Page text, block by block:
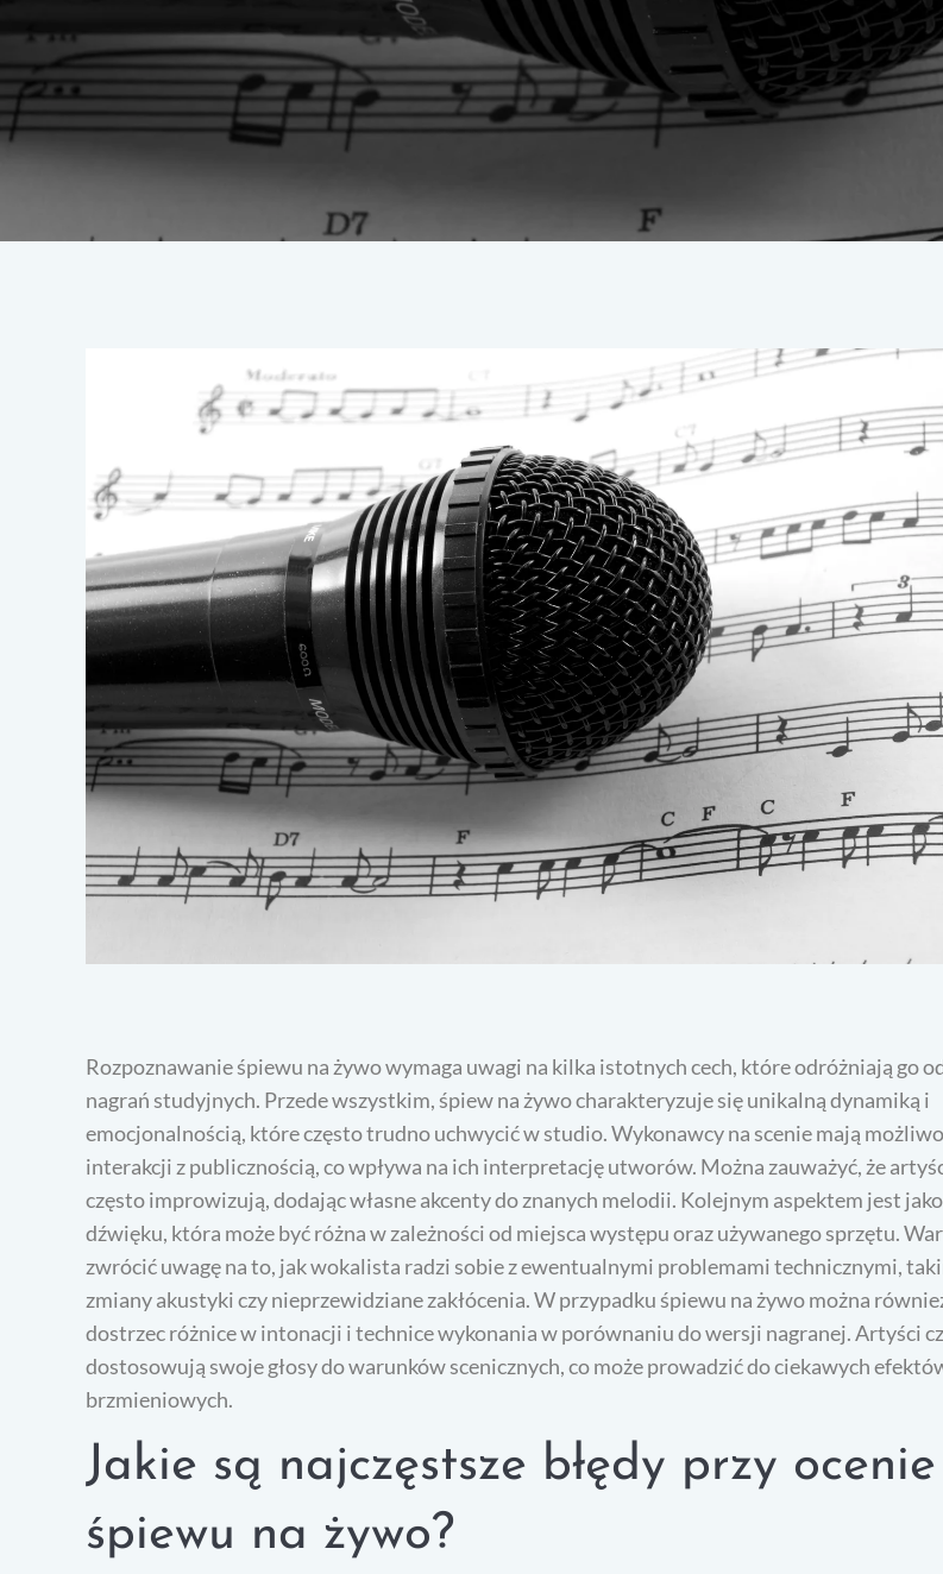
Rozpoznawanie śpiewu na żywo wymaga uwagi na kilka istotnych cech, które odróżniają go
nagrań studyjnych. Przede wszystkim, śpiew na żywo charakteryzuje się unikalną dynamiką i
emocjonalnością, które często trudno uchwycić w studio. Wykonawcy na scenie mają
interakcji z publicznością, co wpływa na ich interpretację utworów. Można zauważyć, że
często improwizują, dodając własne akcenty do znanych melodii. Kolejnym aspektem jest
dźwięku, która może być różna w zależności od miejsca występu oraz używanego sprzętu.
zwrócić uwagę na to, jak wokalista radzi sobie z ewentualnymi problemami technicznymi,
zmiany akustyki czy nieprzewidziane zakłócenia. W przypadku śpiewu na żywo można
dostrzec różnice w intonacji i technice wykonania w porównaniu do wersji nagranej. Artyści
dostosowują swoje głosy do warunków scenicznych, co może prowadzić do ciekawych
brzmieniowych.
Jakie są najczęstsze błędy przy ocenie
śpiewu na żywo?